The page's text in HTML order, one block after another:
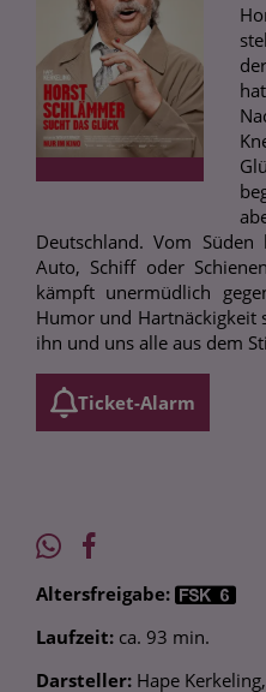
Deutschland. Vom
Auto, Schiff oder
kämpft unermüdlich
Humor und Hartnäckigkeit
ihn und uns alle aus dem
Ticket-Alarm
Altersfreigabe:
Laufzeit: ca. 93 min.
Darsteller: Hape